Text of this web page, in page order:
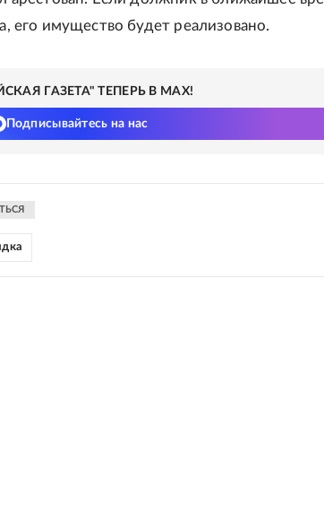
его имущество будет реализовано.
ГАЗЕТА" ТЕПЕРЬ В MAX!
Подписывайтесь на нас